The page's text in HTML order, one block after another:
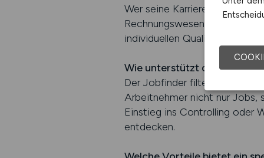
Wer seine Karriere aktiv
Rechnungswesen-
individuellen Qualifikation und
Wie unterstützt der
Der Jobfinder filtert aktuelle
Arbeitnehmer nicht nur Jobs,
Einstieg ins Controlling oder
entdecken.